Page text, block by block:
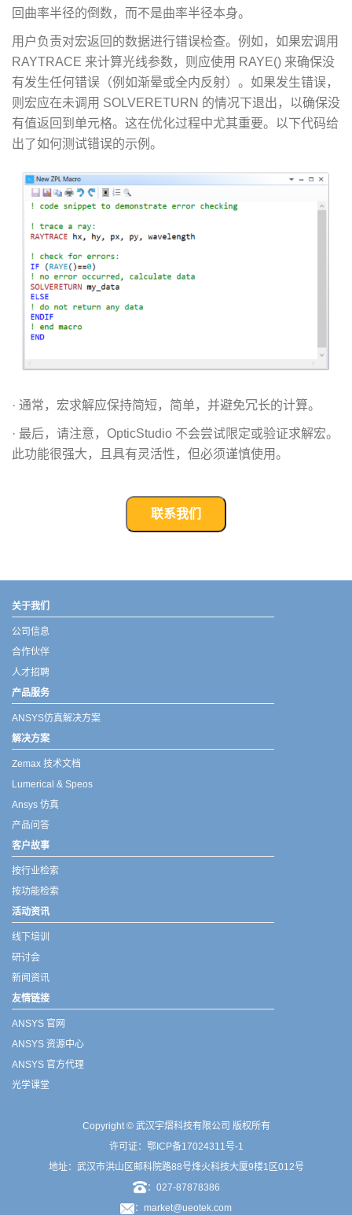
回曲率半径的倒数，而不是曲率半径本身。
用户负责对宏返回的数据进行错误检查。例如，如果宏调用
RAYTRACE 来计算光线参数，则应使用 RAYE() 来确保没
有发生任何错误（例如渐晕或全内反射）。如果发生错误，
则宏应在未调用 SOLVERETURN 的情况下退出，以确保没
有值返回到单元格。这在优化过程中尤其重要。以下代码给
出了如何测试错误的示例。
· 通常，宏求解应保持简短，简单，并避免冗长的计算。
· 最后，请注意，OpticStudio 不会尝试限定或验证求解宏。
此功能很强大，且具有灵活性，但必须谨慎使用。
联系我们
关于我们
公司信息
合作伙伴
人才招聘
产品服务
ANSYS仿真解决方案
解决方案
Zemax 技术文档
Lumerical & Speos
Ansys 仿真
产品问答
客户故事
按行业检索
按功能检索
活动资讯
线下培训
研讨会
新闻资讯
友情链接
ANSYS 官网
ANSYS 资源中心
ANSYS 官方代理
光学课堂
Copyright © 武汉宇熠科技有限公司 版权所有
许可证： 鄂ICP备17024311号-1
地址：武汉市洪山区邮科院路88号烽火科技大厦9楼1区012号
：027-87878386
：market@ueotek.com